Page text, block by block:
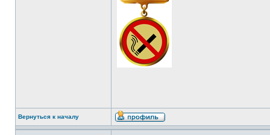
Вернуться к началу